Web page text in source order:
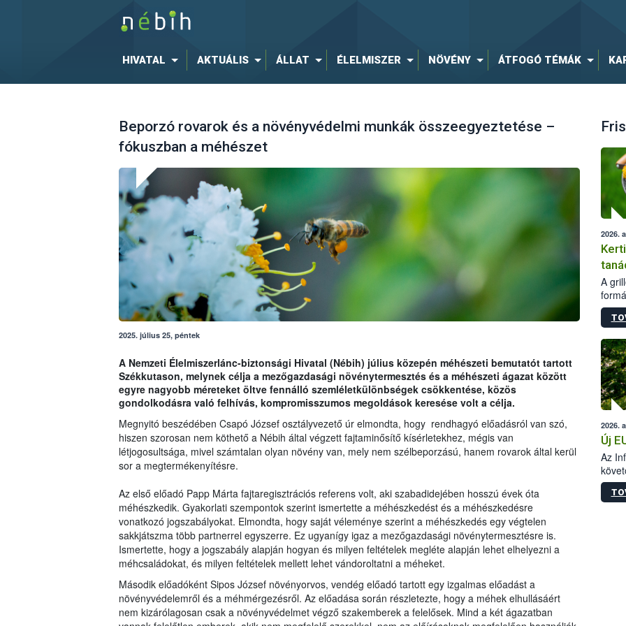
HIVATAL AKTUÁLIS ÁLLAT ÉLELMISZER NÖVÉNY ÁTFOGÓ TÉMÁK
Beporzó rovarok és a növényvédelmi munkák összeegyeztetése –
fókuszban a méhészet
2025. július 25, péntek
A Nemzeti Élelmiszerlánc-biztonsági Hivatal (Nébih) július közepén méhészeti bemutatót tartott
Székkutason, melynek célja a mezőgazdasági növénytermesztés és a méhészeti ágazat között
egyre nagyobb méreteket öltve fennálló szemléletkülönbségek csökkentése, közös
gondolkodásra való felhívás, kompromisszumos megoldások keresése volt a célja.
Megnyitó beszédében Csapó József osztályvezető úr elmondta, hogy rendhagyó előadásról van szó,
hiszen szorosan nem köthető a Nébih által végzett fajtaminősítő kísérletekhez, mégis van
létjogosultsága, mivel számtalan olyan növény van, mely nem szélbeporzású, hanem rovarok által kerül
sor a megtermékenyítésre.
Az első előadó Papp Márta fajtaregisztrációs referens volt, aki szabadidejében hosszú évek óta
méhészkedik. Gyakorlati szempontok szerint ismertette a méhészkedést és a méhészkedésre
vonatkozó jogszabályokat. Elmondta, hogy saját véleménye szerint a méhészkedés egy végtelen
sakkjátszma több partnerrel egyszerre. Ez ugyanígy igaz a mezőgazdasági növénytermesztésre is.
Ismertette, hogy a jogszabály alapján hogyan és milyen feltételek megléte alapján lehet elhelyezni a
méhcsaládokat, és milyen feltételek mellett lehet vándoroltatni a méheket.
Második előadóként Sipos József növényorvos, vendég előadó tartott egy izgalmas előadást a
növényvédelemről és a méhmérgezésről. Az előadása során részletezte, hogy a méhek elhullásáért
nem kizárólagosan csak a növényvédelmet végző szakemberek a felelősek. Mind a két ágazatban
2026.
A
a
2026.
Új
Az